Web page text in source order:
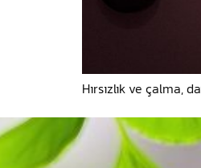
Hırsızlık ve çalma,